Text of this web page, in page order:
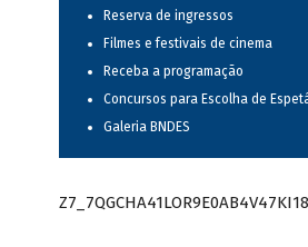
Reserva de ingressos
Filmes e festivais de cinema
Receba a programação
Concursos para Escolha de
Galeria BNDES